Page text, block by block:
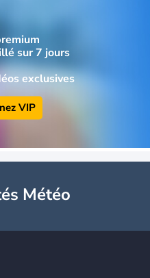
sur 7 jours
exclusives
VIP
Météo